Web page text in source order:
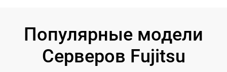
Популярные модели
Серверов Fujitsu